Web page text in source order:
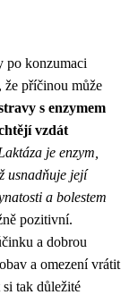
po konzumaci
příčinou může
s enzymem
vzdát
je enzym,
usnadňuje její
a bolestem
pozitivní.
a dobrou
a omezení vrátit
tak důležité